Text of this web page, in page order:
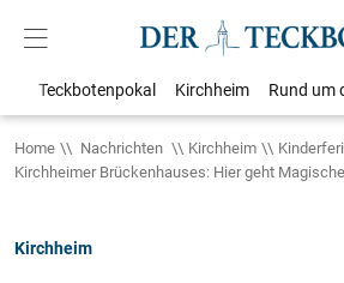
Teckbotenpokal Kirchheim Rund um
Home Nachrichten Kirchheim
Kirchheimer Brückenhauses: Hier geht
Kirchheim